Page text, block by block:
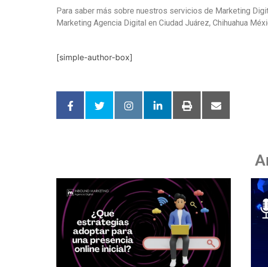
Para saber más sobre nuestros servicios de Marketing
Marketing Agencia Digital en Ciudad Juárez, Chihuahua
[simple-author-box]